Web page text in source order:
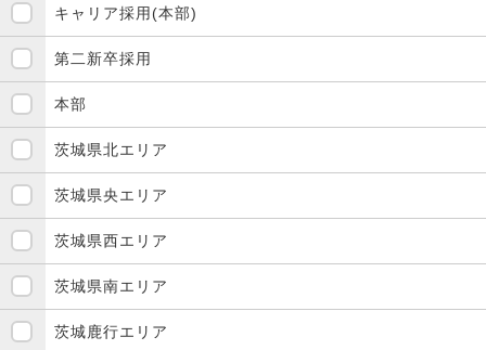
キャリア採用(本部)
第二新卒採用
本部
茨城県北エリア
茨城県央エリア
茨城県西エリア
茨城県南エリア
茨城鹿行エリア